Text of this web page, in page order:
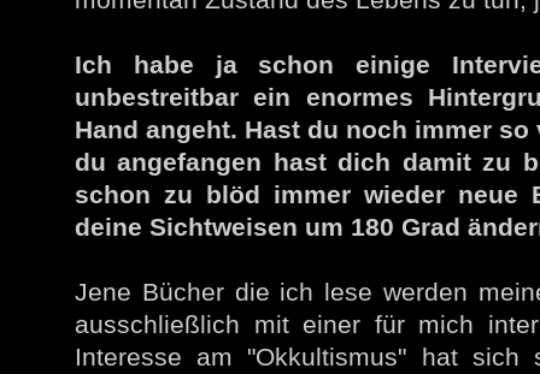
Ich habe ja schon einige
unbestreitbar ein enormes
Hand angeht. Hast du noch immer
du angefangen hast dich damit zu
schon zu blöd immer wieder neue
deine Sichtweisen um 180 Grad
Jene Bücher die ich lese werden
ausschließlich mit einer für mich
Interesse am "Okkultismus" hat